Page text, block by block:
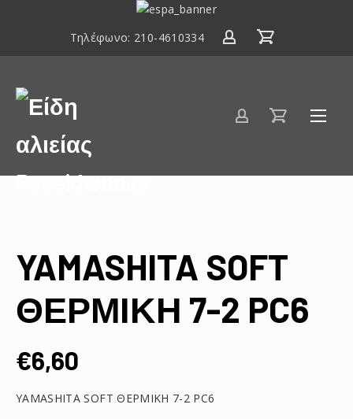
ΕΣΠΑ
2020
Τηλέφωνο: 210-4610334
Είδη
αλιείας
Poseidwnn.gr
YAMASHITA SOFT
ΘΕΡΜΙΚΗ 7-2 PC6
€6,60
YAMASHITA SOFT ΘΕΡΜΙΚΗ 7-2 PC6